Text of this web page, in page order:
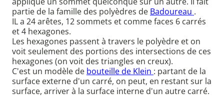
partie de la famille des polyèdres de Badoureau .
IL a 24 arêtes, 12 sommets et comme faces 6 carrés
et 4 hexagones.
Les hexagones passent à travers le polyèdre et on
voit seulement des portions des intersections de ces
hexagones (on voit des triangles en creux).
C'est un modèle de bouteille de Klein : partant de la
surface externe d'un carré, on peut, en restant sur la
surface, arriver à la surface interne d'un autre carré.